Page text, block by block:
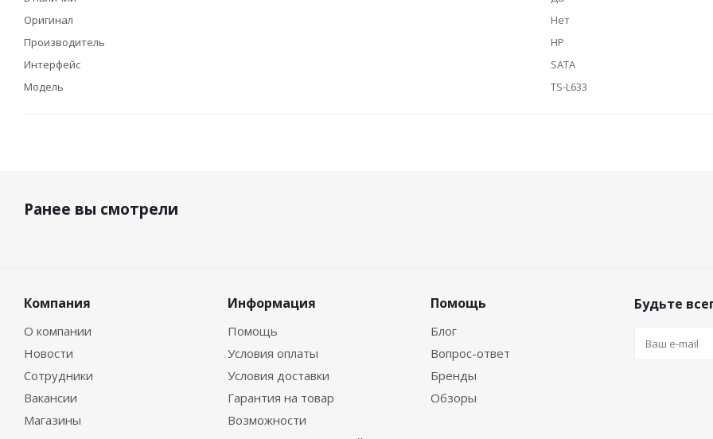
Оригинал
Нет
Производитель
HP
Интерфейс
SATA
Модель
TS-L633
Ранее вы смотрели
Компания
О компании
Новости
Сотрудники
Вакансии
Магазины
Информация
Помощь
Условия оплаты
Условия доставки
Гарантия на товар
Возможности
Помощь
Блог
Вопрос-ответ
Бренды
Обзоры
Будьте